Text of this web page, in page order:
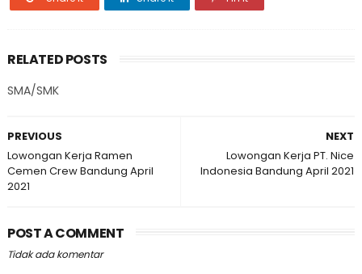
RELATED POSTS
SMA/SMK
NEXT
Lowongan Kerja PT. Nice
Indonesia Bandung April 2021
PREVIOUS
Lowongan Kerja Ramen
Cemen Crew Bandung April
2021
POST A COMMENT
Tidak ada komentar